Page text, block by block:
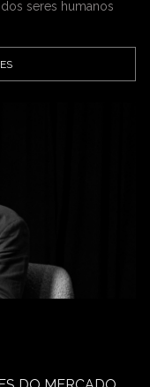
seres humanos